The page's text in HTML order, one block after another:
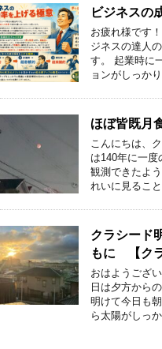
ビジネスの
お疲れ様です
ジネスの達人
す。 起業時に
ョンがしっか
ほぼ皆既月
こんにちは、
は140年に一
観測できたよ
れいに見るこ
クラシード
もに 【ク
おはようござ
日は夕方から
明けて今日も
ら太陽がしっ